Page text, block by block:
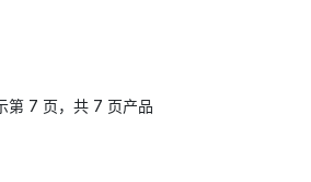
第 7 页，共 7 页产品